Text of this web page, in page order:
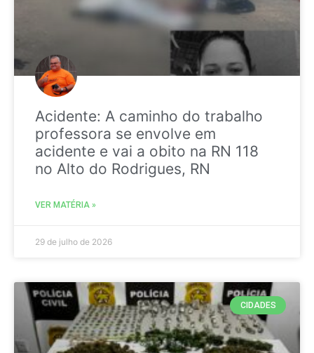
Acidente: A caminho do trabalho
professora se envolve em
acidente e vai a obito na RN 118
no Alto do Rodrigues, RN
VER MATÉRIA »
29 de julho de 2026
CIDADES